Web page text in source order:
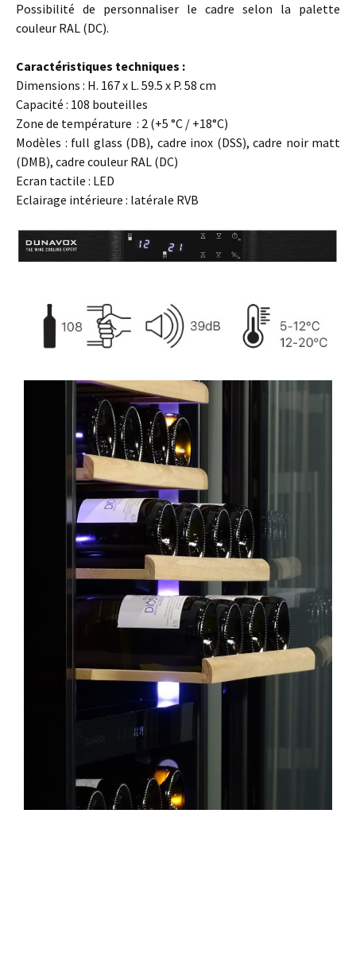
Possibilité de personnaliser le cadre selon la palette
couleur RAL (DC).
Caractéristiques techniques :
Dimensions : H. 167 x L. 59.5 x P. 58 cm
Capacité : 108 bouteilles
Zone de température : 2 (+5 °C / +18°C)
Modèles : full glass (DB), cadre inox (DSS), cadre noir matt
(DMB), cadre couleur RAL (DC)
Ecran tactile : LED
Eclairage intérieure : latérale RVB